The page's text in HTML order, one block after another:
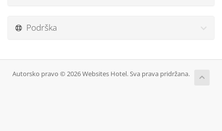
Podrška
Autorsko pravo © 2026 Websites Hotel. Sva prava pridržana.